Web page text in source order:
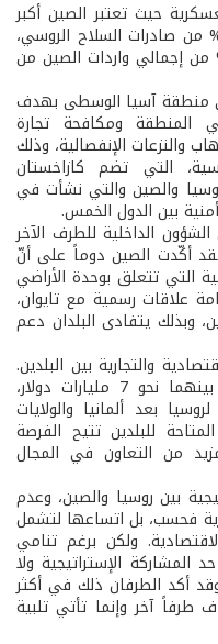
حيث تعتبر الصين أكبر
للسلاح الروسي، وتستأثر بـ 40 % من صادرات السلاح الروسي،
تشكل الأسلحة الروسية 70% من إجمالي واردات الصين من
في منطقة آسيا الوسطى بهدف
المنطقة ومكافحة تجارة
والنزعات الإنفصالية، وذلك
التي تضم كازاخستان
والصين والتي نشأت في
الداخلية للطرف الآخر
فقد أكّدت الصين دوماً على أنّ
التي تتعلق بوحدة الأراضي
علاقات رسمية مع تايوان،
وبذلك يتفادى البلدان دعم
والتجارية بين البلدين.
ففي عام 2000 بلغ التبادل التجاري بينهما نحو 7 مليارات دولار،
بعد ألمانيا والولايات
للبلدين تتيح الفرصة
من التعاون في المجال
بين روسيا والصين، وعدم
فحسب، بل اتساعها لتشمل
ولكن برغم تنامي
المشاركة الإستراتيجية ولا
أكد الطرفان ذلك في أكثر
آخر وإنما تأتي تلبية